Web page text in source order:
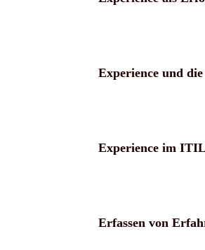
Experience und
Experience im
Erfassen von